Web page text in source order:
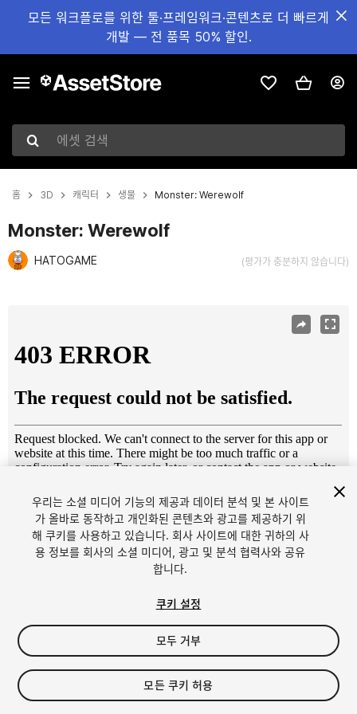
모든 워크플로를 위한 툴·프레임워크·콘텐츠로 더 빠르게
개발 — 전 품목 50% 할인.
에셋 검색
홈 3D 캐릭터 생물 Monster: Werewolf
Monster: Werewolf
HATOGAME (평가가 충분하지 않습니다)
1/9
$19.99
세금/부가세는 결제 시 반영됩니다.
우리는 소셜 미디어 기능의 제공과 데이터 분석 및 본 사이트
가 올바로 동작하고 개인화된 콘텐츠와 광고를 제공하기 위
해 쿠키를 사용하고 있습니다. 회사 사이트에 대한 귀하의 사
용 정보를 회사의 소셜 미디어, 광고 및 분석 협력사와 공유
합니다.
쿠키 설정
모두 거부
모든 쿠키 허용